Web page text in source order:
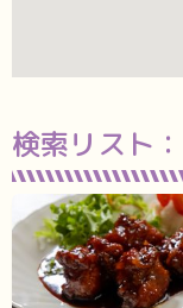
検索リスト：